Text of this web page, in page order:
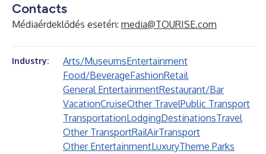
Contacts
Médiaérdeklődés esetén: media@TOURISE.com
Industry: Arts/MuseumsEntertainment
Food/BeverageFashionRetail
General EntertainmentRestaurant/Bar
VacationCruiseOther TravelPublic Transport
TransportationLodgingDestinationsTravel
Other TransportRailAirTransport
Other EntertainmentLuxuryTheme Parks